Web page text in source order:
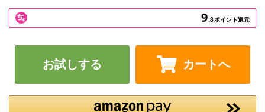
9.8ポイント還元
お試しする カートへ